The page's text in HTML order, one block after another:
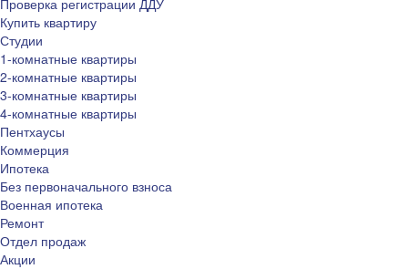
Проверка регистрации ДДУ
Купить квартиру
Студии
1-комнатные квартиры
2-комнатные квартиры
3-комнатные квартиры
4-комнатные квартиры
Пентхаусы
Коммерция
Ипотека
Без первоначального взноса
Военная ипотека
Ремонт
Отдел продаж
Акции